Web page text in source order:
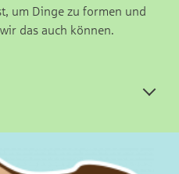
um Dinge zu formen und
das auch können.